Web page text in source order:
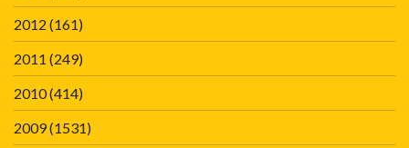
2012 (161)
2011 (249)
2010(414)
2009(1531)